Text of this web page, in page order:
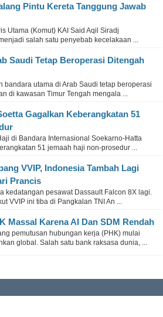
Pintu Kereta Tanggung Jawab
Utama (Komut) KAI Said Aqil Siradj
salah satu penyebab kecelakaan ...
Saudi Tetap Beroperasi Ditengah
bandara utama di Arab Saudi tetap beroperasi
di kawasan Timur Tengah mengala ...
Gagalkan Keberangkatan 51
di Bandara Internasional Soekarno-Hatta
51 jemaah haji non-prosedur ...
VVIP, Indonesia Tambah Lagi
Prancis
kedatangan pesawat Dassault Falcon 8X lagi.
VVIP ini tiba di Pangkalan TNI An ...
Massal Karena AI Dan SDM Rendah
pemutusan hubungan kerja (PHK) mulai
global. Salah satu bank raksasa dunia, ...